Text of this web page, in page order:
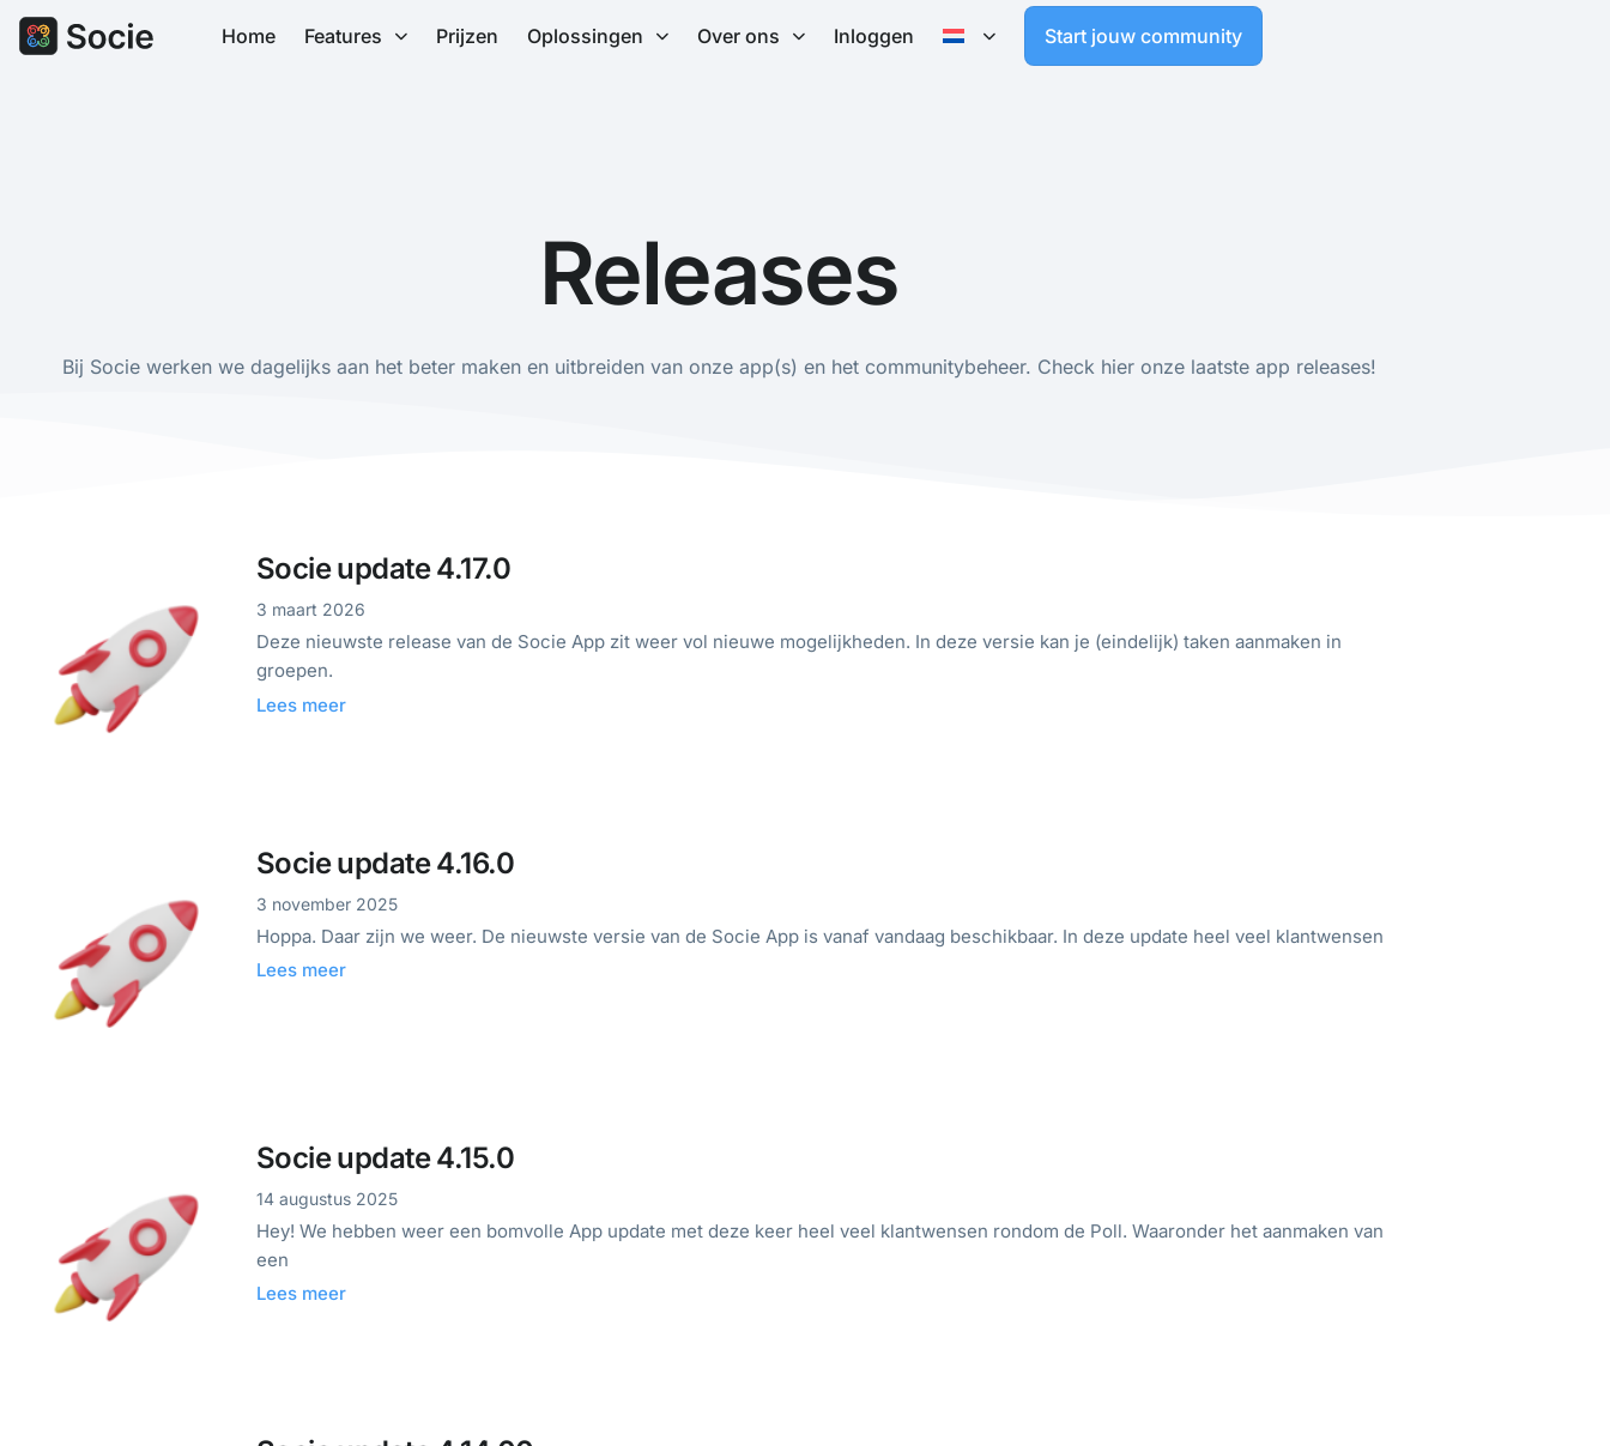
Home Features Prijzen Oplossingen Over ons Inloggen Start jouw community
Releases
Bij Socie werken we dagelijks aan het beter maken en uitbreiden van onze app(s) en het communitybeheer. Check hier onze laatste app releases!
Socie update 4.17.0
3 maart 2026
Deze nieuwste release van de Socie App zit weer vol nieuwe mogelijkheden. In deze versie kan je (eindelijk) taken aanmaken in
groepen.
Lees meer
Socie update 4.16.0
3 november 2025
Hoppa. Daar zijn we weer. De nieuwste versie van de Socie App is vanaf vandaag beschikbaar. In deze update heel veel klantwensen
Lees meer
Socie update 4.15.0
14 augustus 2025
Hey! We hebben weer een bomvolle App update met deze keer heel veel klantwensen rondom de Poll. Waaronder het aanmaken van
een
Lees meer